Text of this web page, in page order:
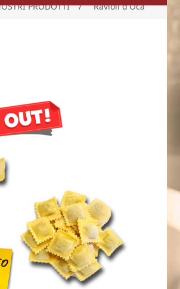
PRODOTTI / Ravioli d'Oca